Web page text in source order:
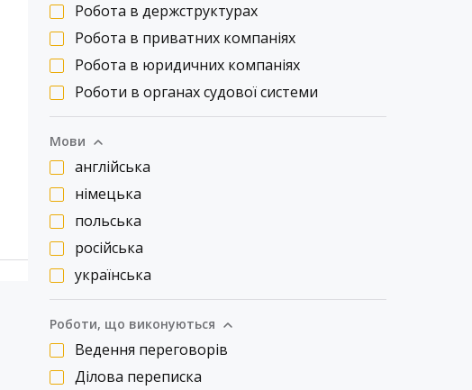
Робота в держструктурах
Робота в приватних компаніях
Робота в юридичних компаніях
Роботи в органах судової системи
Мови
англійська
німецька
польська
російська
українська
Роботи, що виконуються
Ведення переговорів
Ділова переписка